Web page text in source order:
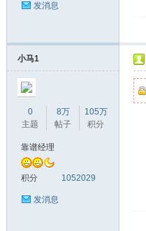
发消息
小马1
0
主题
8万
帖子
105万
积分
靠谱经理
积分 1052029
发消息